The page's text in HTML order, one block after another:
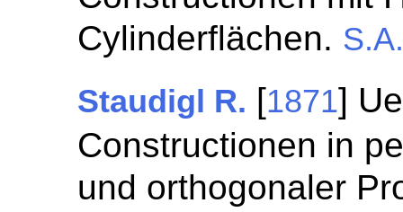
Cylinderflächen.
Staudigl R. [1871]
Constructionen in
und orthogonaler